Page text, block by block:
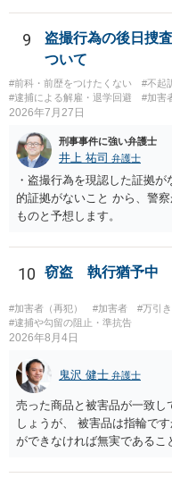
9
盗撮行為の後日捜
ついて
#前科・前歴をつけたくない #不起
#逮捕による解雇・退学回避
#加害
2026年7月27日
刑事事件に強い弁護士
井上 祐司 弁護士
・盗撮行為を現認した証拠
的証拠がないこと から、警
ものと予想します。
10 窃盗 執行猶予中
#加害者（再犯） #加害者 #万引
#逮捕や勾留の阻止・準抗告
2026年8月4日
鬼沢 健士 弁護士
売った商品と被害品が一致
しょうが、 被害品は指輪で
ができなければ無実である